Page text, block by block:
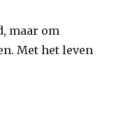
maar om
Met het leven